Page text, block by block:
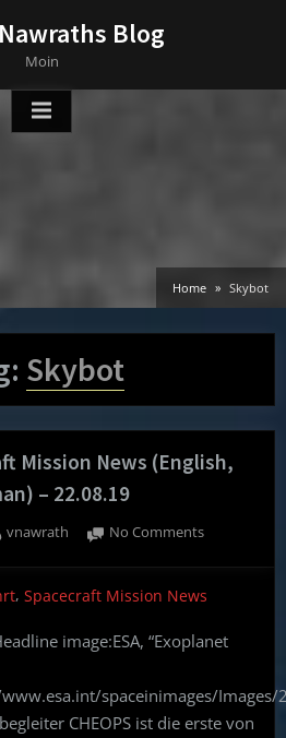
Blog
Moin
Home Skybot
Skybot
Mission News (English,
– 22.08.19
By
vnawrath No Commentson
Mission
(English,
–
22.08.19
,Spacecraft Mission News
image:ESA, “Exoplanet
spaceinimages/
CHEOPS ist die erste von